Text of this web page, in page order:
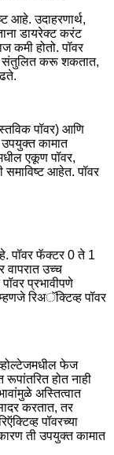
आहे. उदाहरणार्थ,
डायरेक्ट करंट
होतो. पॉवर
संतुलित करू शकतात,
पॉवर) आणि
उपयुक्त कामात
एकूण पॉवर,
समाविष्ट आहेत. पॉवर
पॉवर फॅक्टर 0 ते 1
वापरात उच्च
प्रभावीपणे
रिअॅक्टिव्ह पॉवर
फेज
रूपांतरित होत नाही
अस्तित्वात
करतात, तर
पॉवरच्या
ती उपयुक्त कामात